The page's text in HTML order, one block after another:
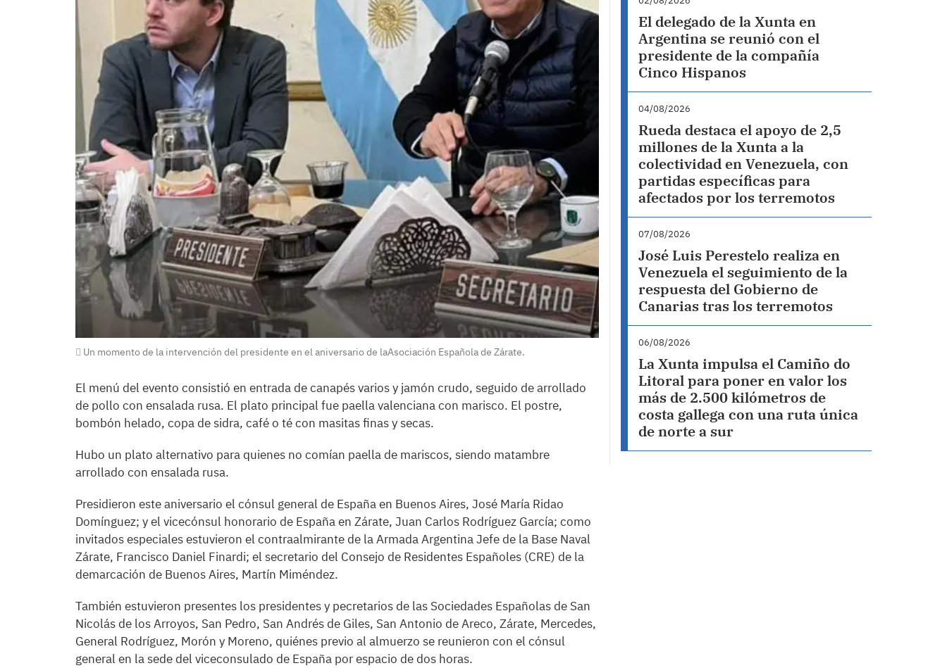
Un momento de la intervención del presidente en el aniversario de laAsociación Española de Zárate.
El menú del evento consistió en entrada de canapés varios y jamón crudo, seguido de arrollado
de pollo con ensalada rusa. El plato principal fue paella valenciana con marisco. El postre,
bombón helado, copa de sidra, café o té con masitas finas y secas.
Hubo un plato alternativo para quienes no comían paella de mariscos, siendo matambre
arrollado con ensalada rusa.
Presidieron este aniversario el cónsul general de España en Buenos Aires, José María Ridao
Domínguez; y el vicecónsul honorario de España en Zárate, Juan Carlos Rodríguez García; como
invitados especiales estuvieron el contraalmirante de la Armada Argentina Jefe de la Base Naval
Zárate, Francisco Daniel Finardi; el secretario del Consejo de Residentes Españoles (CRE) de la
demarcación de Buenos Aires, Martín Miméndez.
También estuvieron presentes los presidentes y pecretarios de las Sociedades Españolas de San
Nicolás de los Arroyos, San Pedro, San Andrés de Giles, San Antonio de Areco, Zárate, Mercedes,
General Rodríguez, Morón y Moreno, quiénes previo al almuerzo se reunieron con el cónsul
general en la sede del viceconsulado de España por espacio de dos horas.
El delegado de la Xunta en
Argentina se reunió con el
presidente de la compañía
Cinco Hispanos
04/08/2026
Rueda destaca el apoyo de 2,5
millones de la Xunta a la
colectividad en Venezuela, con
partidas específicas para
afectados por los terremotos
07/08/2026
José Luis Perestelo realiza en
Venezuela el seguimiento de la
respuesta del Gobierno de
Canarias tras los terremotos
06/08/2026
La Xunta impulsa el Camiño do
Litoral para poner en valor los
más de 2.500 kilómetros de
costa gallega con una ruta única
de norte a sur